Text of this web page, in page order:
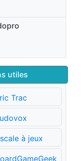
utiles
Trac
à jeux